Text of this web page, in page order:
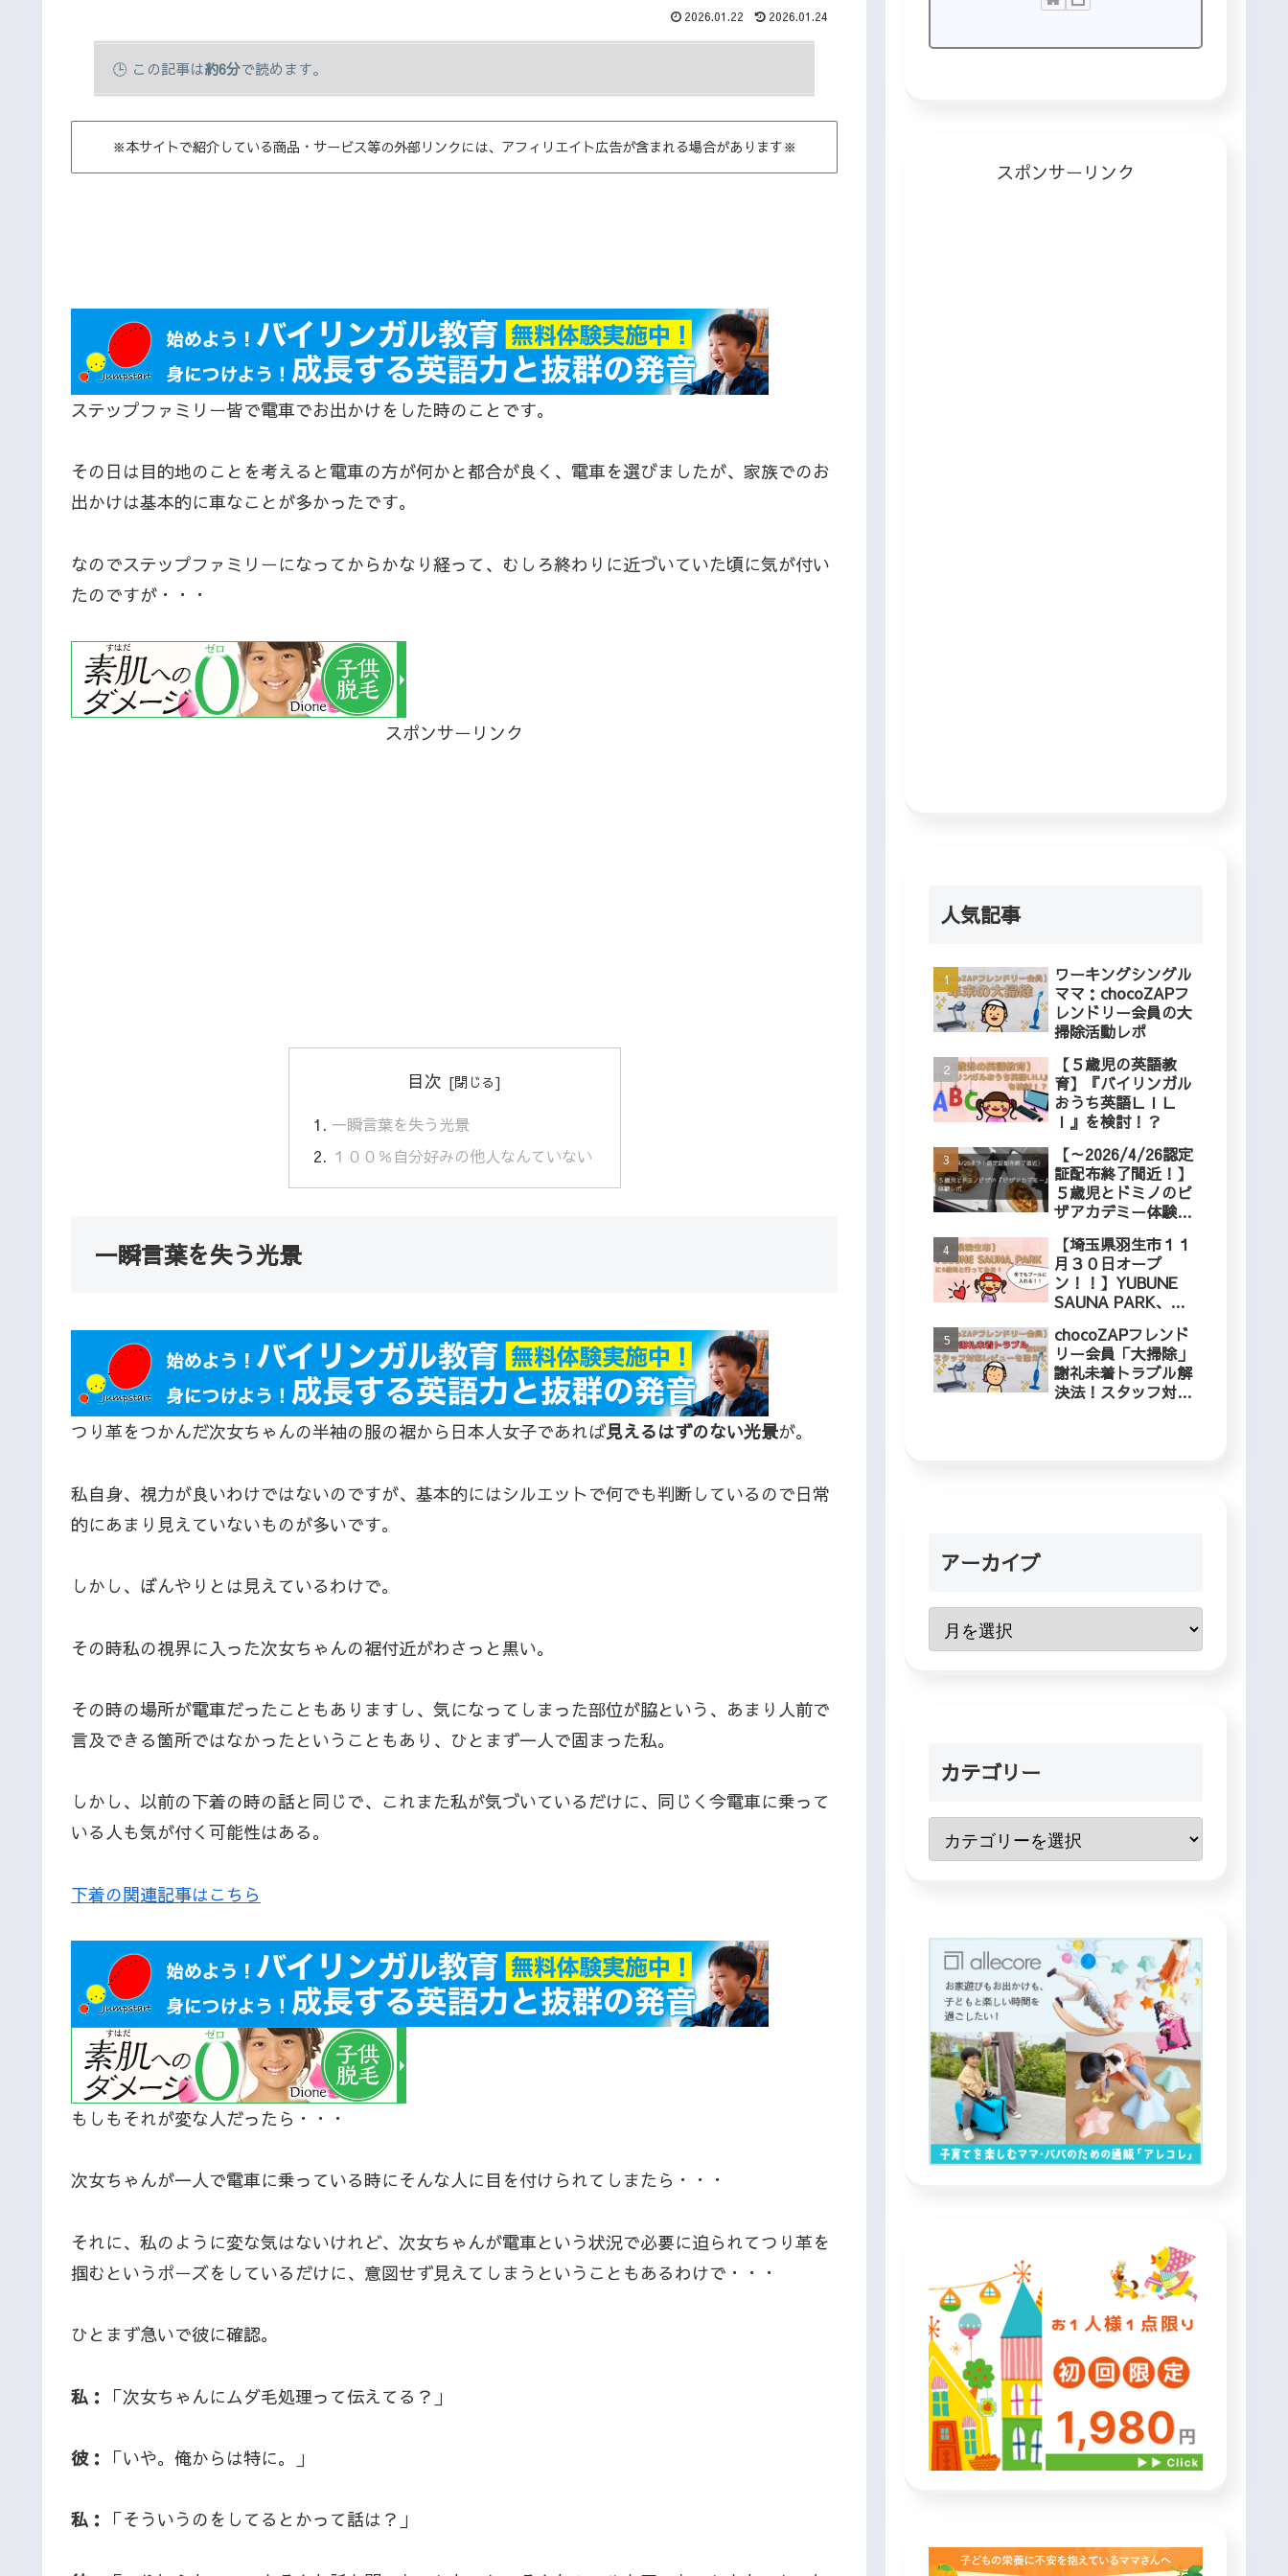
2026.01.22 2026.01.24
この記事は約6分で読めます。
※本サイトで紹介している商品・サービス等の外部リンクには、アフィリエイト広告が含まれる場合があります※
ステップファミリー皆で電車でお出かけをした時のことです。
その日は目的地のことを考えると電車の方が何かと都合が良く、電車を選びましたが、家族でのお
出かけは基本的に車なことが多かったです。
なのでステップファミリーになってからかなり経って、むしろ終わりに近づいていた頃に気が付い
たのですが・・・
スポンサーリンク
目次
一瞬言葉を失う光景
１００％自分好みの他人なんていない
一瞬言葉を失う光景
つり革をつかんだ次女ちゃんの半袖の服の裾から日本人女子であれば見えるはずのない光景が。
私自身、視力が良いわけではないのですが、基本的にはシルエットで何でも判断しているので日常
的にあまり見えていないものが多いです。
しかし、ぼんやりとは見えているわけで。
その時私の視界に入った次女ちゃんの裾付近がわさっと黒い。
その時の場所が電車だったこともありますし、気になってしまった部位が脇という、あまり人前で
言及できる箇所ではなかったということもあり、ひとまず一人で固まった私。
しかし、以前の下着の時の話と同じで、これまた私が気づいているだけに、同じく今電車に乗って
いる人も気が付く可能性はある。
下着の関連記事はこちら
もしもそれが変な人だったら・・・
次女ちゃんが一人で電車に乗っている時にそんな人に目を付けられてしまたら・・・
それに、私のように変な気はないけれど、次女ちゃんが電車という状況で必要に迫られてつり革を
掴むというポーズをしているだけに、意図せず見えてしまうということもあるわけで・・・
ひとまず急いで彼に確認。
私： 「次女ちゃんにムダ毛処理って伝えてる？」
彼： 「いや。俺からは特に。」
私： 「そういうのをしてるとかって話は？」
スポンサーリンク
人気記事
ワーキングシングル
ママ：chocoZAPフ
レンドリー会員の大
掃除活動レポ
【５歳児の英語教
育】『バイリンガル
おうち英語ＬＩＬ
Ｉ』を検討！？
【～2026/4/26認定
証配布終了間近！】
５歳児とドミノのピ
ザアカデミー体験レ
【埼玉県羽生市１１
月３０日オープ
ン！！】YUBUNE
SAUNA PARK、冬
５歳児と行ってきま
した！
chocoZAPフレンド
リー会員「大掃除」
謝礼未着トラブル解
決法！スタッフ対応
アーカイブ
カテゴリー